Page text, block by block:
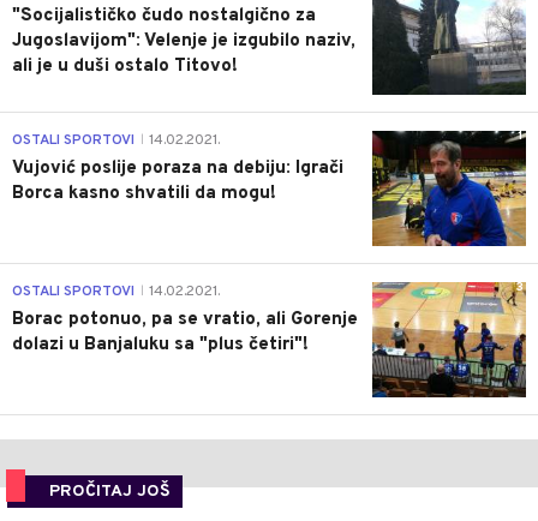
"Socijalističko čudo nostalgično za
Jugoslavijom": Velenje je izgubilo naziv,
ali je u duši ostalo Titovo!
1
OSTALI SPORTOVI 14.02.2021.
Vujović poslije poraza na debiju: Igrači
Borca kasno shvatili da mogu!
3
OSTALI SPORTOVI 14.02.2021.
Borac potonuo, pa se vratio, ali Gorenje
dolazi u Banjaluku sa "plus četiri"!
PROČITAJ JOŠ